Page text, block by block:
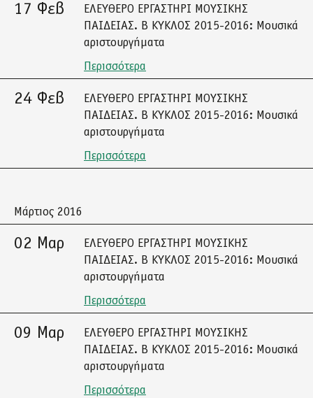
17 Φεβ
ΕΛΕΥΘΕΡΟ ΕΡΓΑΣΤΗΡΙ ΜΟΥΣΙΚΗΣ
ΠΑΙΔΕΙΑΣ. Β ΚΥΚΛΟΣ 2015-2016: Μουσικά
αριστουργήματα
Περισσότερα
24 Φεβ
ΕΛΕΥΘΕΡΟ ΕΡΓΑΣΤΗΡΙ ΜΟΥΣΙΚΗΣ
ΠΑΙΔΕΙΑΣ. Β ΚΥΚΛΟΣ 2015-2016: Μουσικά
αριστουργήματα
Περισσότερα
Μάρτιος 2016
02 Μαρ
ΕΛΕΥΘΕΡΟ ΕΡΓΑΣΤΗΡΙ ΜΟΥΣΙΚΗΣ
ΠΑΙΔΕΙΑΣ. Β ΚΥΚΛΟΣ 2015-2016: Μουσικά
αριστουργήματα
Περισσότερα
09 Μαρ
ΕΛΕΥΘΕΡΟ ΕΡΓΑΣΤΗΡΙ ΜΟΥΣΙΚΗΣ
ΠΑΙΔΕΙΑΣ. Β ΚΥΚΛΟΣ 2015-2016: Μουσικά
αριστουργήματα
Περισσότερα